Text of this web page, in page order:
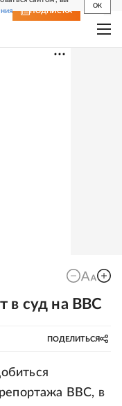
OK
ПОДПИСКА
в суд на BBC
ПОДЕЛИТЬСЯ
BBC, в